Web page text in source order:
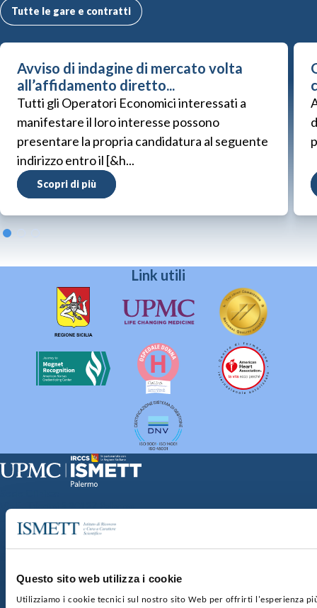
Questo sito web utilizza i cookie
Utilizziamo i cookie tecnici sul nostro sito Web per offrirti l'esperienza
Tutte le gare e contratti
Avviso di indagine di mercato volta
all’affidamento diretto...
Tutti gli Operatori Economici interessati a
manifestare il loro interesse possono
presentare la propria candidatura al seguente
indirizzo entro il [&h...
Scopri di più
Link utili
Via Discesa dei Giudici 4 90133 Palermo
nr. REA PA-201818 P.I. 04544550827